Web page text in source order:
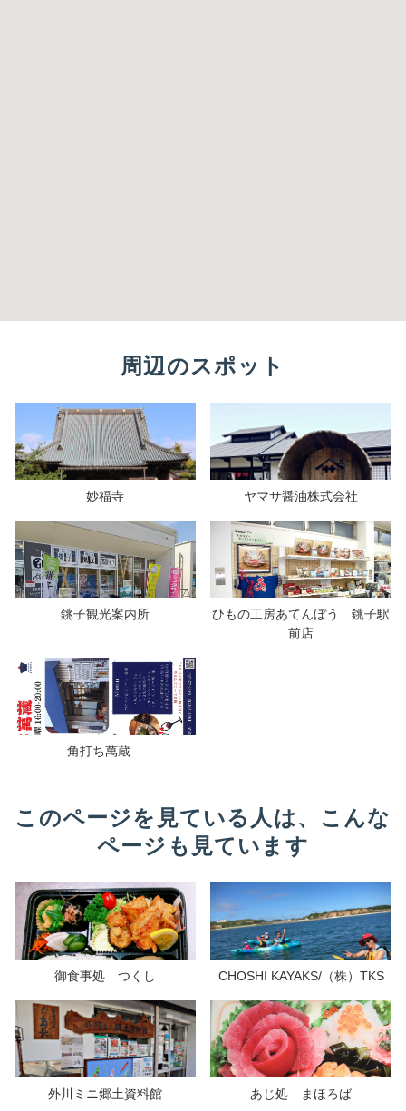
周辺のスポット
妙福寺 ヤマサ醤油株式会社
銚子観光案内所
ひもの工房あてんぼう 銚子駅
前店
角打ち萬蔵
このページを見ている人は、こんな
ページも見ています
御食事処 つくし CHOSHI KAYAKS/（株）TKS
外川ミニ郷土資料館 あじ処 まほろば